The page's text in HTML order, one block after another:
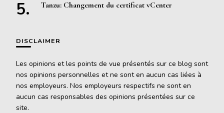
Tanzu: Changement du certificat vCenter
DISCLAIMER
Les opinions et les points de vue présentés sur ce blog sont
nos opinions personnelles et ne sont en aucun cas liées à
nos employeurs. Nos employeurs respectifs ne sont en
aucun cas responsables des opinions présentées sur ce
site.